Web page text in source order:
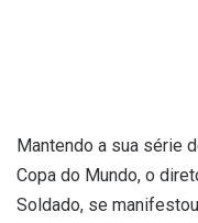
Mantendo a sua série
Copa do Mundo, o
Soldado, se